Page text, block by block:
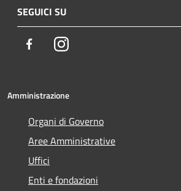
SEGUICI SU
FacebookInstagram
Amministrazione
Organi di Governo
Aree Amministrative
Uffici
Enti e fondazioni